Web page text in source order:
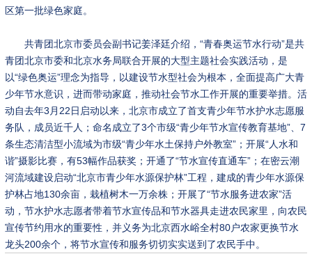
区第一批绿色家庭。
共青团北京市委员会副书记姜泽廷介绍，“青春奥运节水行动”是共
青团北京市委和北京水务局联合开展的大型主题社会实践活动，是
以“绿色奥运”理念为指导，以建设节水型社会为根本，全面提高广大青
少年节水意识，进而带动家庭，推动社会节水工作开展的重要举措。活
动自去年3月22日启动以来，北京市成立了首支青少年节水护水志愿服
务队，成员近千人；命名成立了3个市级“青少年节水宣传教育基地”、7
条生态清洁型小流域为市级“青少年水土保持户外教室”；开展“人水和
谐”摄影比赛，有53幅作品获奖；开通了“节水宣传直通车”；在密云潮
河流域建设启动“北京市青少年水源保护林”工程，建成的青少年水源保
护林占地130余亩，栽植树木一万余株；开展了“节水服务进农家”活
动，节水护水志愿者带着节水宣传品和节水器具走进农民家里，向农民
宣传节约用水的重要性，并义务为北京西水峪全村80户农家更换节水
龙头200余个，将节水宣传和服务切切实实送到了农民手中。